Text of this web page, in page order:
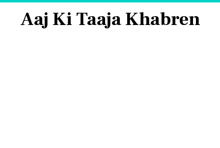
Aaj Ki Taaja Khabren